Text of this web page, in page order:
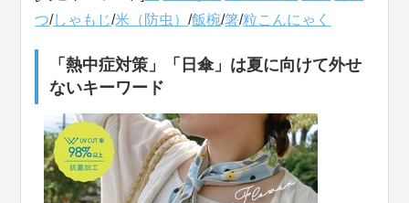
つ/しゃもじ/米（防虫）/飯椀/箸/粒こんにゃく
「熱中症対策」「日傘」は夏に向けて外せ
ないキーワード